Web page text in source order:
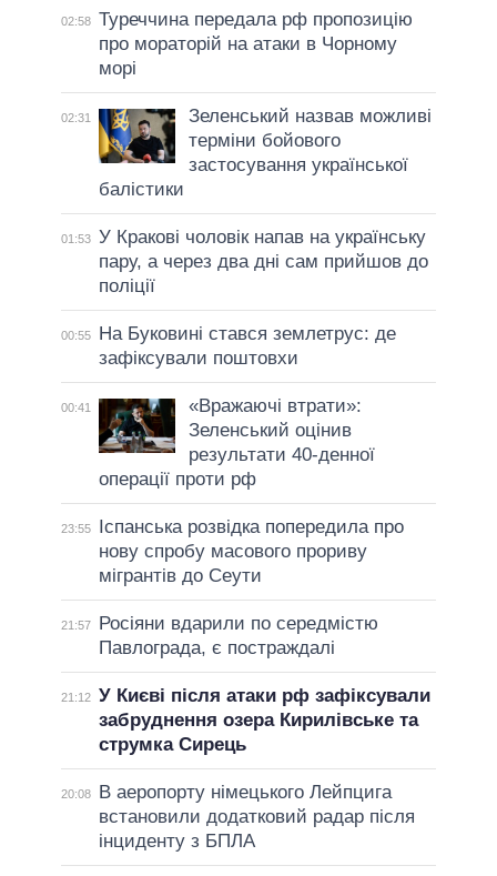
02:58 Туреччина передала рф пропозицію
про мораторій на атаки в Чорному
морі
02:31
Зеленський назвав можливі
терміни бойового
застосування української
балістики
01:53 У Кракові чоловік напав на українську
пару, а через два дні сам прийшов до
поліції
00:55
На Буковині стався землетрус: де
зафіксували поштовхи
00:41
«Вражаючі втрати»:
Зеленський оцінив
результати 40-денної
операції проти рф
23:55
Іспанська розвідка попередила про
нову спробу масового прориву
мігрантів до Сеути
21:57
Росіяни вдарили по середмістю
Павлограда, є постраждалі
21:12 У Києві після атаки рф зафіксували
забруднення озера Кирилівське та
струмка Сирець
20:08
В аеропорту німецького Лейпцига
встановили додатковий радар після
інциденту з БПЛА